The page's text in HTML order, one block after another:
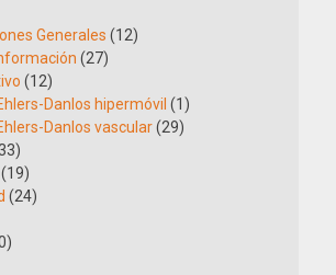
Generales (12)
(27)
(12)
Danlos hipermóvil (1)
Danlos vascular(29)
(19)
(24)